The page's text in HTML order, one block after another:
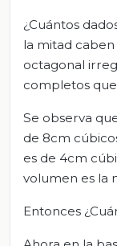
¿Cuántos
la mitad
octagonal
completos
Se observa
de 8cm
es de 4cm
volumen es la
Entonces